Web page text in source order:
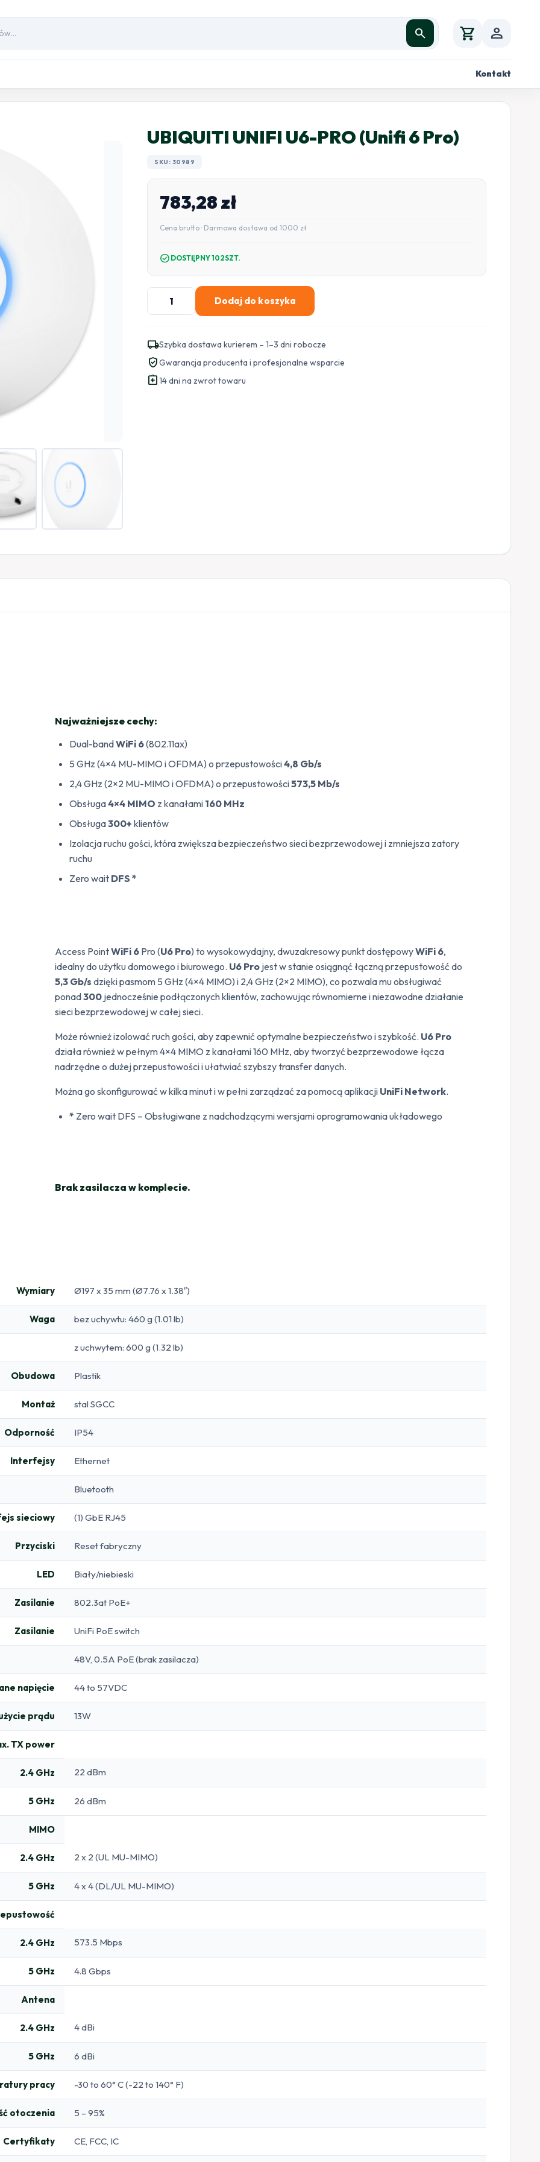
search shopping_cart person
Kontakt
UBIQUITI UNIFI U6-PRO (Unifi 6 Pro)
SKU: 30989
783,28zł
Cena brutto · Darmowa dostawa od 1000 zł
check_circle DOSTĘPNY 102SZT.
ilość
UBIQUITI
U6-
PRO
(Unifi
6
Dodaj do koszyka
local_shippingSzybka dostawa kurierem – 1–3 dni robocze
verified_userGwarancja producenta i profesjonalne wsparcie
assignment_return14 dni na zwrot towaru
Najważniejsze cechy:
Dual-bandWiFi 6(802.11ax)
5 GHz (4×4 MU-MIMO i OFDMA) o przepustowości4,8 Gb/s
2,4 GHz (2×2 MU-MIMO i OFDMA) o przepustowości573,5 Mb/s
Obsługa4×4 MIMO z kanałami 160 MHz
Obsługa300+ klientów
Izolacja ruchu gości, która zwiększa bezpieczeństwo sieci bezprzewodowej i zmniejsza zatory
ruchu
Zero wait DFS *
Access PointWiFi 6 Pro (U6 Pro) to wysokowydajny, dwuzakresowy punkt dostępowyWiFi 6,
idealny do użytku domowego i biurowego. U6 Pro jest w stanie osiągnąć łączną przepustowość do
5,3 Gb/s dzięki pasmom 5 GHz (4×4 MIMO) i 2,4 GHz (2×2 MIMO), co pozwala mu obsługiwać
ponad300 jednocześnie podłączonych klientów, zachowując równomierne i niezawodne działanie
sieci bezprzewodowej w całej sieci.
Może również izolować ruch gości, aby zapewnić optymalne bezpieczeństwo i szybkość. U6 Pro
działa również w pełnym 4×4 MIMO z kanałami 160 MHz, aby tworzyć bezprzewodowe łącza
nadrzędne o dużej przepustowości i ułatwiać szybszy transfer danych.
Można go skonfigurować w kilka minut i w pełni zarządzać za pomocą aplikacji UniFi Network.
* Zero wait DFS – Obsługiwane z nadchodzącymi wersjami oprogramowania układowego
Brak zasilacza w komplecie.
Wymiary Ø197 x 35 mm (Ø7.76 x 1.38″)
Waga bez uchywtu: 460 g (1.01 lb)
z uchwytem: 600 g (1.32 lb)
Obudowa Plastik
Montaż stal SGCC
Odporność IP54
Interfejsy Ethernet
Bluetooth
sieciowy (1) GbE RJ45
Przyciski Reset fabryczny
LED Biały/niebieski
Zasilanie 802.3at PoE+
Zasilanie UniFi PoE switch
48V, 0.5A PoE (brak zasilacza)
napięcie 44 to 57VDC
prądu 13W
TX power
2.4 GHz 22 dBm
5 GHz 26 dBm
MIMO
2.4 GHz 2 x 2 (UL MU-MIMO)
5 GHz 4 x 4 (DL/UL MU-MIMO)
2.4 GHz 573.5 Mbps
5 GHz 4.8 Gbps
Antena
2.4 GHz 4 dBi
5 GHz 6 dBi
pracy -30 to 60° C (-22 to 140° F)
otoczenia 5 – 95%
Certyfikaty CE, FCC, IC